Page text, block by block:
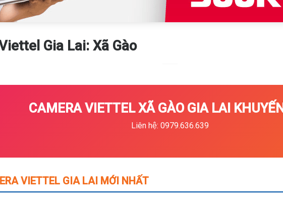
Gia Lai: Xã Gào
CAMERA VIETTEL XÃ GÀO GIA LAI
Liên hệ: 0979.636.639
VIETTEL GIA LAI MỚI NHẤT